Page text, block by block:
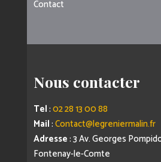
Contact
Nous contacter
Tel:02 28 13 00 88
Mail:Contact@legreniermalin.fr
Adresse: 3 Av. Georges
Fontenay-le-Comte